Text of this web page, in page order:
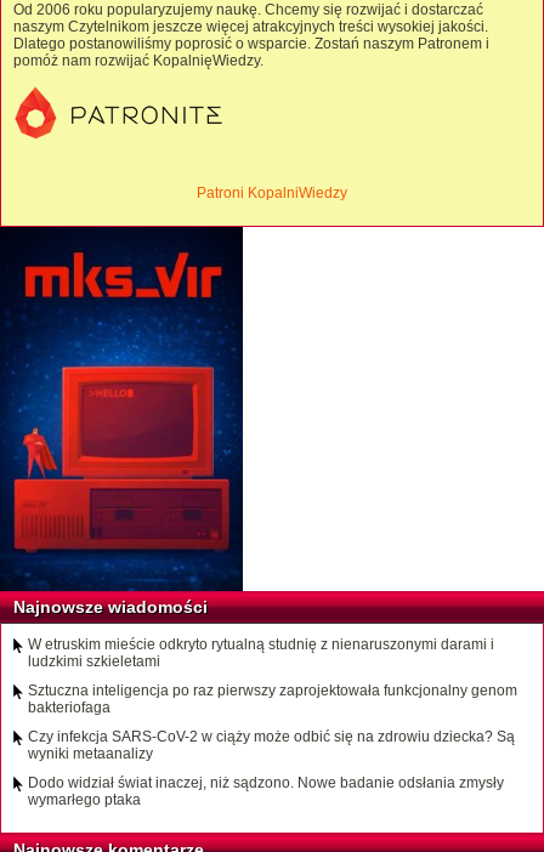
Od 2006 roku popularyzujemy naukę. Chcemy się rozwijać i dostarczać
naszym Czytelnikom jeszcze więcej atrakcyjnych treści wysokiej jakości.
Dlatego postanowiliśmy poprosić o wsparcie. Zostań naszym Patronem i
pomóż nam rozwijać KopalnięWiedzy.
Patroni KopalniWiedzy
Najnowsze wiadomości
W etruskim mieście odkryto rytualną studnię z nienaruszonymi darami i
ludzkimi szkieletami
Sztuczna inteligencja po raz pierwszy zaprojektowała funkcjonalny genom
bakteriofaga
Czy infekcja SARS-CoV-2 w ciąży może odbić się na zdrowiu dziecka? Są
wyniki metaanalizy
Dodo widział świat inaczej, niż sądzono. Nowe badanie odsłania zmysły
wymarłego ptaka